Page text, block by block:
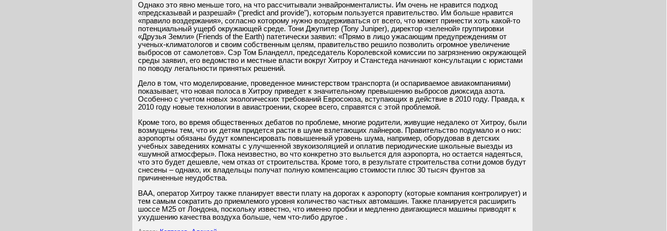
Однако это явно меньше того, на что рассчитывали энвайронменталисты. Им очень не нравится подход
«предсказывай и разрешай» ("predict and provide"), которым пользуется правительство. Им больше нравится
«правило воздержания», согласно которому нужно воздерживаться от всего, что может принести хоть какой-то
потенциальный ущерб окружающей среде. Тони Джупитер (Tony Juniper), директор «зеленой» группировки
«Друзья Земли» (Friends of the Earth) патетически заявил: «Прямо в лицо ужасающим предупреждениям от
ученых-климатологов и своим собственным целям, правительство решило позволить огромное увеличение
выбросов от самолетов». Сэр Том Бланделл, председатель Королевской комиссии по загрязнению окружающей
среды заявил, его ведомство и местные власти вокруг Хитроу и Станстеда начинают консультации с юристами
по поводу легальности принятых решений.
Дело в том, что моделирование, проведенное министерством транспорта (и оспариваемое авиакомпаниями)
показывает, что новая полоса в Хитроу приведет к значительному превышению выбросов диоксида азота.
Особенно с учетом новых экологических требований Евросоюза, вступающих в действие в 2010 году. Правда, к
2010 году новые технологии в авиастроении, скорее всего, справятся с этой проблемой.
Кроме того, во время общественных дебатов по проблеме, многие родители, живущие недалеко от Хитроу, были
возмущены тем, что их детям придется расти в шуме взлетающих лайнеров. Правительство подумало и о них:
аэропорты обязаны будут компенсировать повышенный уровень шума, например, оборудовав в детских
учебных заведениях комнаты с улучшенной звукоизоляцией и оплатив периодические школьные выезды из
«шумной атмосферы». Пока неизвестно, во что конкретно это выльется для аэропорта, но остается надеяться,
что это будет дешевле, чем отказ от строительства. Кроме того, в результате строительства сотни домов будут
снесены – однако, их владельцы получат полную компенсацию стоимости плюс 30 тысяч фунтов за
причиненные неудобства.
BAA, оператор Хитроу также планирует ввести плату на дорогах к аэропорту (которые компания контролирует) и
тем самым сократить до приемлемого уровня количество частных автомашин. Также планируется расширить
шоссе M25 от Лондона, поскольку известно, что именно пробки и медленно двигающиеся машины приводят к
ухудшению качества воздуха больше, чем что-либо другое .